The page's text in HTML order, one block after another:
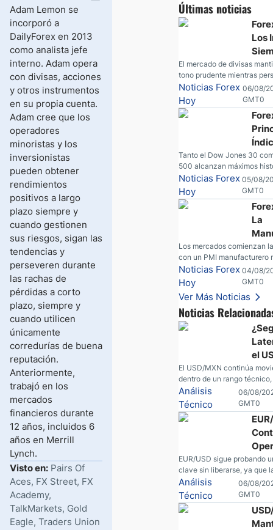
Adam Lemon se
incorporó a
DailyForex en 2013
como analista jefe
interno. Adam opera
con divisas, acciones
y otros instrumentos
en su propia cuenta.
Adam cree que los
operadores
minoristas y los
inversionistas
pueden obtener
rendimientos
positivos a largo
plazo siempre y
cuando gestionen
sus riesgos, sigan las
tendencias y
perseveren durante
las rachas de
pérdidas a corto
plazo, siempre y
cuando utilicen
únicamente
corredurías de buena
reputación.
Anteriormente,
trabajó en los
mercados
financieros durante
12 años, incluidos 6
años en Merrill
Lynch.
Visto en: Pairs Of
Aces, FX Street, FX
Academy,
TalkMarkets, Gold
Eagle, Traders Union
Últimas noticias
Los
el
El mercado de divisas
tono prudente mientras
dudas sobre Oriente
sigue bajo presión, el oro
fortaleza y los operadores
nuevas referencias
Noticias Forex
Hoy
06/08/
GMT0
EE.
Tanto el Dow Jones 30
500 alcanzan máximos
DAX encuentra nuevos
martes; SpaceX y AMD
tras las llamadas de
petróleo crudo cae por
$80 con nuevas
estadounidense continúa
estabilizarse frente al yen;
mexicano ve un repunte a
las tasas caen en EE. UU.
Noticias Forex
Hoy
05/08/
GMT0
La
de
Fed
Los mercados comienzan
con un PMI manufacturero
en EE. UU., movimientos
fuertes resultados
incidente de seguridad en
nuevas señales desde el
petróleo.
Noticias Forex
Hoy
04/08/
GMT0
Ver Más Noticias
Noticias
el
Mes
El USD/MXN continúa
dentro de un rango
varios factores
geopolíticos podrían
equilibrio que ha dominado
en las últimas semanas.
Análisis
Técnico
06/08/
GMT0
Sin
EUR/USD sigue probando
clave sin liberarse, ya que
expectativas de la Fed y
del Golfo dejan un
carece de convicción real.
Análisis
Técnico
06/08/
GMT0